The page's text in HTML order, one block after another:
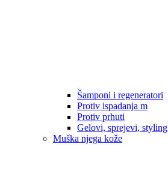
Šamponi i regeneratori
Protiv ispadanja m
Protiv prhuti
Gelovi, sprejevi, styling
Muška njega kože